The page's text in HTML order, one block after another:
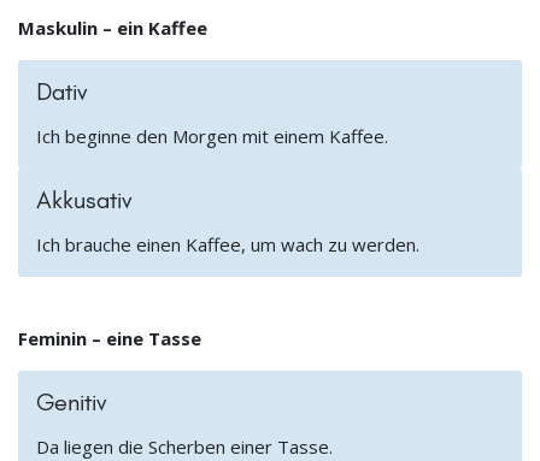
Maskulin – ein Kaffee
Dativ
Ich beginne den Morgen mit einem Kaffee.
Akkusativ
Ich brauche einen Kaffee, um wach zu werden.
Feminin – eine Tasse
Genitiv
Da liegen die Scherben einer Tasse.